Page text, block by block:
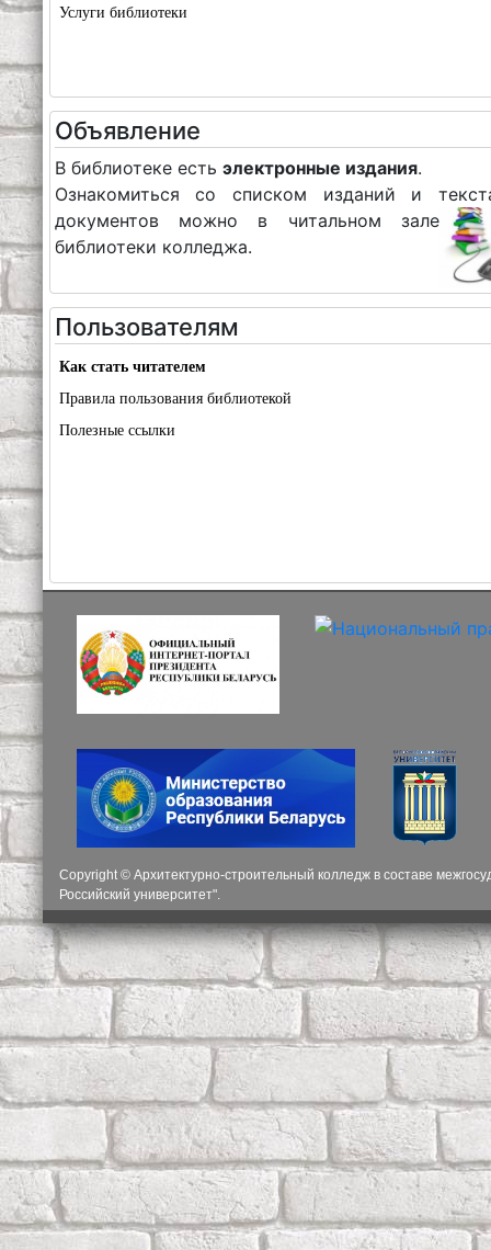
Услуги библиотеки
Объявление
В библиотеке есть электронные издания.
Ознакомиться со списком изданий и
документов можно в читальном зале
библиотеки колледжа.
Пользователям
Как стать читателем
Правила пользования библиотекой
Полезные ссылки
Copyright © Архитектурно-строительный колледж в составе
Российский университет".